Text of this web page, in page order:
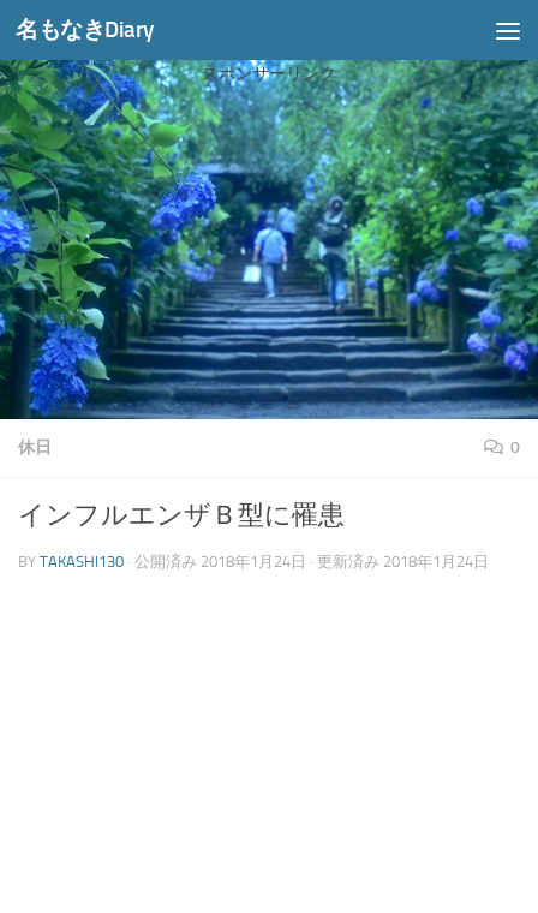
コンテンツへスキップ
名もなきDiary
スポンサーリンク
休日 0
インフルエンザＢ型に罹患
BY TAKASHI130 · 公開済み 2018年1月24日 · 更新済み 2018年1月24日